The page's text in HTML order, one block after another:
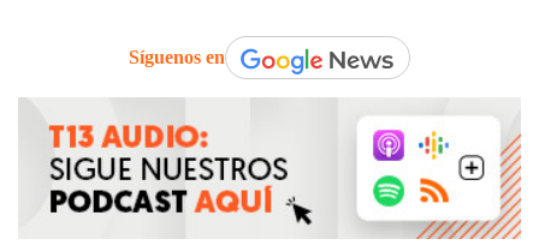
Síguenos en